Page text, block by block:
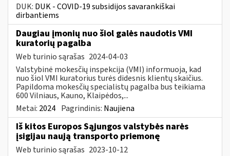
DUK: DUK - COVID-19 subsidijos savarankiškai
dirbantiems
Daugiau įmonių nuo šiol galės naudotis VMI
kuratorių pagalba
Web turinio sąrašas 2024-04-03
Valstybinė mokesčių inspekcija (VMI) informuoja, kad
nuo šiol VMI kuratorius turės didesnis klientų skaičius.
Papildoma mokesčių specialistų pagalba bus teikiama
600 Vilniaus, Kauno, Klaipėdos,...
Metai: 2024 Pagrindinis: Naujiena
Iš kitos Europos Sąjungos valstybės narės
įsigijau naują transporto priemonę
Web turinio sąrašas 2023-10-12